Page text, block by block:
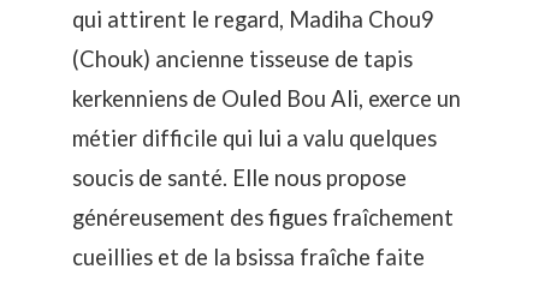
qui attirent le regard, Madiha Chou9
(Chouk) ancienne tisseuse de tapis
kerkenniens de Ouled Bou Ali, exerce un
métier difficile qui lui a valu quelques
soucis de santé. Elle nous propose
généreusement des figues fraîchement
cueillies et de la bsissa fraîche faite